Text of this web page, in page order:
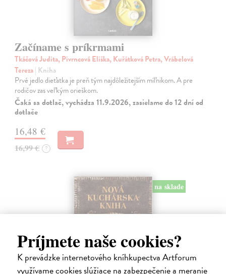
Príjmete naše cookies?
K prevádzke internetového kníhkupectva Artforum
využívame cookies slúžiace na zabezpečenie a meranie
Začíname s príkrmami
Tkáčová Judita, Pivrncová Eliška, Kuřátková Petra, Vrábelová
Tereza| Kniha
Prvé jedlo dieťatka je preň tým najdôležitejším míľnikom. A pre
rodičov zas veľkým orieškom.
Čaká sa dotlač, vychádza 11.9.2026, zasielame do 12 dní od
dotlače
16,48 €
16,99 € ?
na sklade